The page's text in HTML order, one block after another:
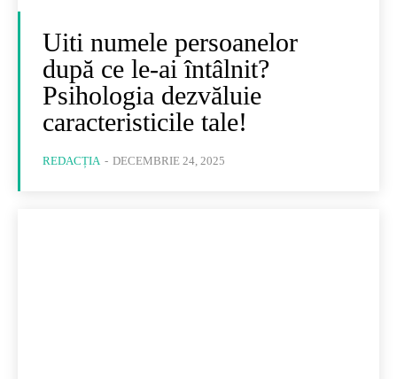
Uiti numele persoanelor
după ce le-ai întâlnit?
Psihologia dezvăluie
caracteristicile tale!
REDACȚIA - DECEMBRIE 24, 2025